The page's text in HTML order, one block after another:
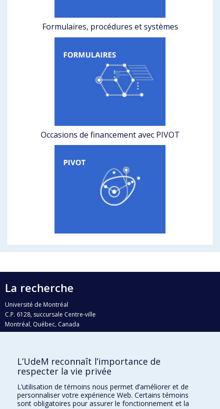
Formulaires, procédures et systèmes
Occasions de financement avec PIVOT
La recherche
Université de Montréal
C.P. 6128, succursale Centre-ville
Montréal, Québec, Canada
H3C 3J7
Qui fait quoi?
Nous trouver
Plan du site
L’UdeM reconnaît l’importance de
respecter la vie privée
L’utilisation de témoins nous permet d’améliorer et de
personnaliser votre expérience Web. Certains témoins
sont obligatoires pour assurer le fonctionnement et la